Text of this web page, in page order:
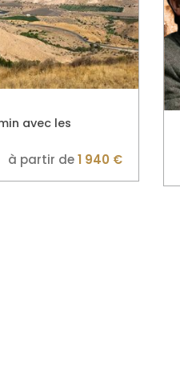
avec les
à partir de1 940 €